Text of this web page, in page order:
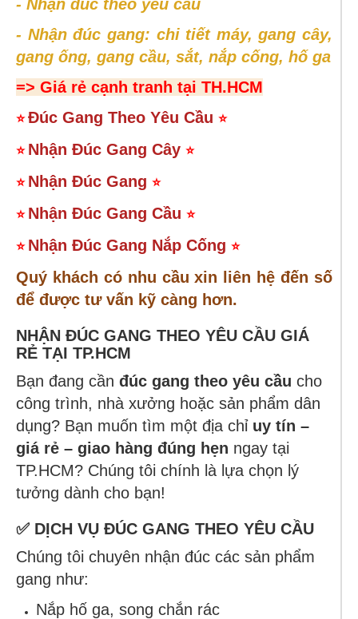
- Nhận đúc theo yêu cầu
- Nhận đúc gang: chi tiết máy, gang cây,
gang ống, gang cầu, sắt, nắp cống, hố ga
=> Giá rẻ cạnh tranh tại TH.HCM
⭐Đúc Gang Theo Yêu Cầu ⭐
⭐ Nhận Đúc Gang Cây ⭐
⭐ Nhận Đúc Gang ⭐
⭐ Nhận Đúc Gang Cầu ⭐
⭐ Nhận Đúc Gang Nắp Cống ⭐
Quý khách có nhu cầu xin liên hệ đến số
để được tư vấn kỹ càng hơn.
NHẬN ĐÚC GANG THEO YÊU CẦU GIÁ
RẺ TẠI TP.HCM
Bạn đang cần đúc gang theo yêu cầu cho
công trình, nhà xưởng hoặc sản phẩm dân
dụng? Bạn muốn tìm một địa chỉ uy tín –
giá rẻ – giao hàng đúng hẹn ngay tại
TP.HCM? Chúng tôi chính là lựa chọn lý
tưởng dành cho bạn!
✅ DỊCH VỤ ĐÚC GANG THEO YÊU CẦU
Chúng tôi chuyên nhận đúc các sản phẩm
gang như:
Nắp hố ga, song chắn rác